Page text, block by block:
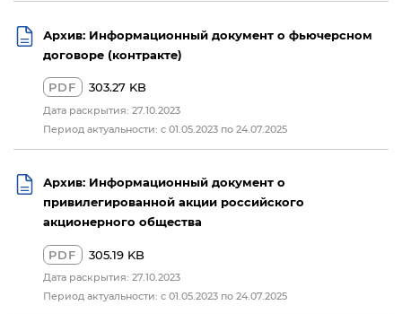
Архив: Информационный документ о фьючерсном
договоре (контракте)
PDF 303.27 KB
Дата раскрытия: 27.10.2023
Период актуальности: с 01.05.2023 по 24.07.2025
Архив: Информационный документ о
привилегированной акции российского
акционерного общества
PDF 305.19 KB
Дата раскрытия: 27.10.2023
Период актуальности: с 01.05.2023 по 24.07.2025